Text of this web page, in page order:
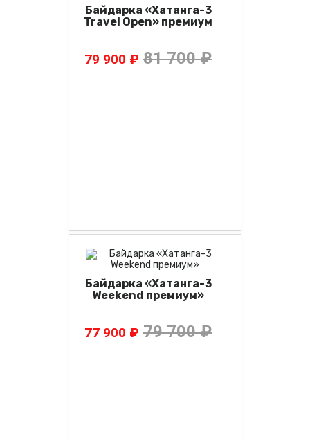
Байдарка «Хатанга-3
Travel Open» премиум
79 900 ₽ 81 700 ₽
Байдарка «Хатанга-3
Weekend премиум»
77 900 ₽ 79 700 ₽